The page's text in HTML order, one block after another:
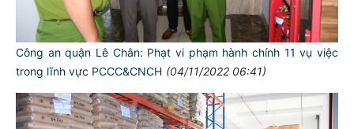
Công an quận Lê Chân: Phạt vi phạm hành chính 11 vụ việc
trong lĩnh vực PCCC&CNCH (04/11/2022 06:41)